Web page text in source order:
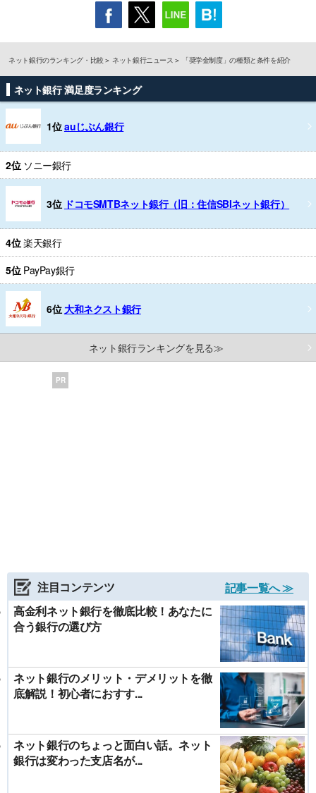
ネット銀行のランキング・比較 ネット銀行ニュース 「奨学金制度」の種類と条件を紹介
ネット銀行 満足度ランキング
1位auじぶん銀行
2位 ソニー銀行
3位 ドコモSMTBネット銀行（旧：住信SBIネット銀行）
4位楽天銀行
5位 PayPay銀行
6位 大和ネクスト銀行
ネット銀行ランキングを見る≫
PR
注目コンテンツ
記事一覧へ ≫
高金利ネット銀行を徹底比較！あなたに
合う銀行の選び方
ネット銀行のメリット・デメリットを徹
底解説！初心者におすす...
ネット銀行のちょっと面白い話。ネット
銀行は変わった支店名が...